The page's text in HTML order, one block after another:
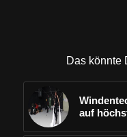
Das könnte
auf